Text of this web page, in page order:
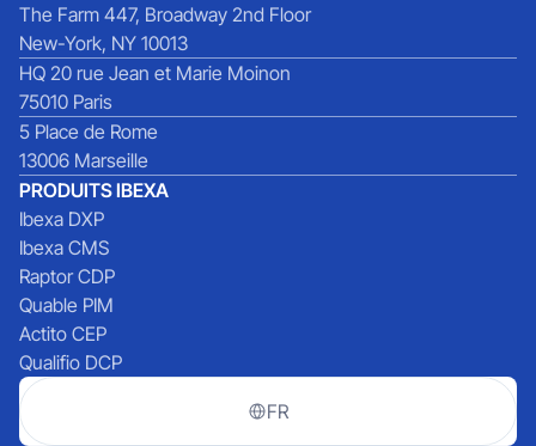
The Farm 447, Broadway 2nd Floor
New-York, NY 10013
HQ 20 rue Jean et Marie Moinon
75010 Paris
5 Place de Rome
13006 Marseille
PRODUITS IBEXA
Ibexa DXP
Ibexa CMS
Raptor CDP
Quable PIM
Actito CEP
Qualifio DCP
FR